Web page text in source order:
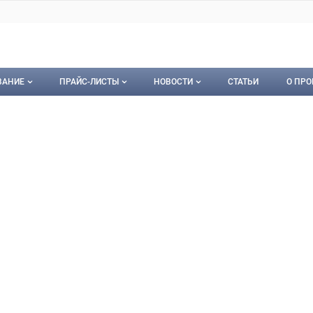
ПРАЙС-ЛИСТЫ НОВОСТИ СТАТЬИ О